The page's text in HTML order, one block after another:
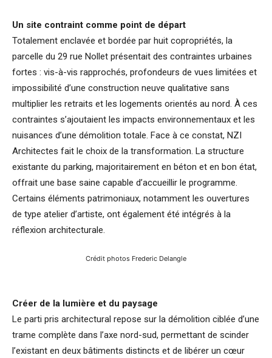
Un site contraint comme point de départ
Totalement enclavée et bordée par huit copropriétés, la
parcelle du 29 rue Nollet présentait des contraintes urbaines
fortes : vis-à-vis rapprochés, profondeurs de vues limitées et
impossibilité d’une construction neuve qualitative sans
multiplier les retraits et les logements orientés au nord. À ces
contraintes s’ajoutaient les impacts environnementaux et les
nuisances d’une démolition totale. Face à ce constat, NZI
Architectes fait le choix de la transformation. La structure
existante du parking, majoritairement en béton et en bon état,
offrait une base saine capable d’accueillir le programme.
Certains éléments patrimoniaux, notamment les ouvertures
de type atelier d’artiste, ont également été intégrés à la
réflexion architecturale.
Crédit photos Frederic Delangle
Créer de la lumière et du paysage
Le parti pris architectural repose sur la démolition ciblée d’une
trame complète dans l’axe nord-sud, permettant de scinder
l’existant en deux bâtiments distincts et de libérer un cœur